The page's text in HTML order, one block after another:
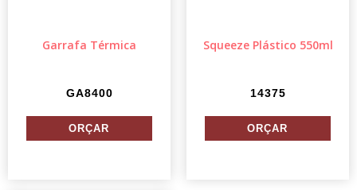
Garrafa Térmica
GA8400
Squeeze Plástico 550ml
14375